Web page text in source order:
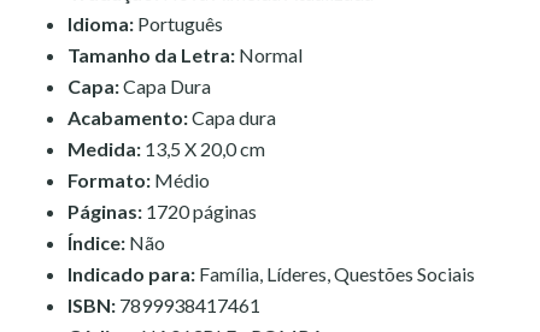
Idioma: Português
Tamanho da Letra: Normal
Capa:Capa Dura
Acabamento:Capa dura
Medida: 13,5 X 20,0 cm
Formato: Médio
Páginas: 1720 páginas
Índice: Não
Indicado para: Família, Líderes, Questões Sociais
ISBN: 7899938417461